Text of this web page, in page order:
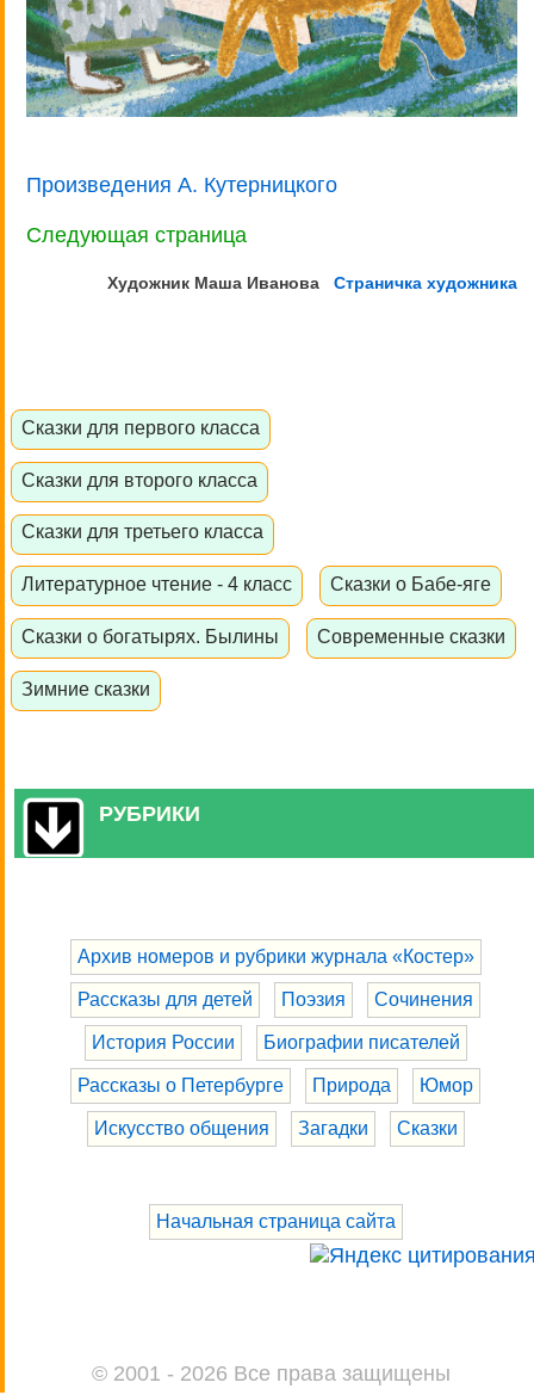
Произведения А. Кутерницкого
Следующая страница
Художник Маша Иванова Страничка художника
Сказки для первого класса
Сказки для второго класса
Сказки для третьего класса
Литературное чтение - 4 класс Сказки о Бабе-яге
Сказки о богатырях. Былины Современные сказки
Зимние сказки
РУБРИКИ
Архив номеров и рубрики журнала «Костер»
Рассказы для детей Поэзия Сочинения
История России Биографии писателей
Рассказы о Петербурге Природа Юмор
Искусство общения Загадки Сказки
Начальная страница сайта
© 2001 - 2026 Все права защищены